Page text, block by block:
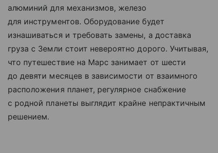
алюминий для механизмов, железо
для инструментов. Оборудование будет
изнашиваться и требовать замены, а доставка
груза с Земли стоит невероятно дорого. Учитывая,
что путешествие на Марс занимает от шести
до девяти месяцев в зависимости от взаимного
расположения планет, регулярное снабжение
с родной планеты выглядит крайне непрактичным
решением.